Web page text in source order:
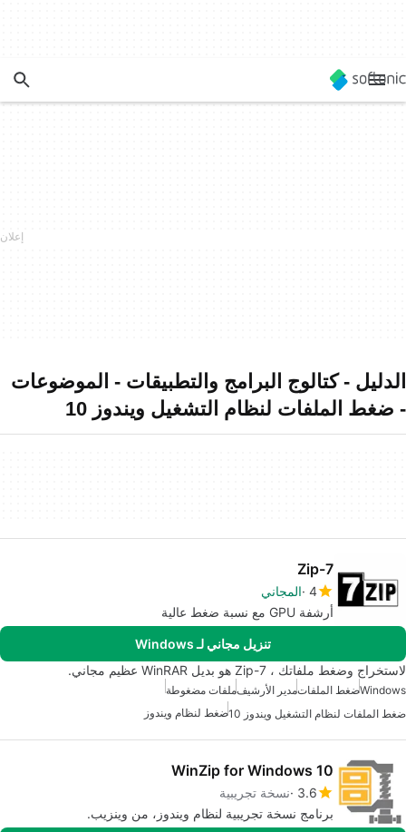
الدليل - كتالوج البرامج والتطبيقات - الموضوعات
- ضغط الملفات لنظام التشغيل ويندوز 10
7-Zip
4 المجاني
أرشفة GPU مع نسبة ضغط عالية
تنزيل مجاني لـ Windows
لاستخراج وضغط ملفاتك ، 7-Zip هو بديل WinRAR عظيم مجاني.
Windowsضغط الملفاتمدير الأرشيفملفات مضغوطة
ضغط الملفات لنظام التشغيل ويندوز 10
ضغط لنظام ويندوز
WinZip for Windows 10
3.6 نسخة تجريبية
برنامج نسخة تجريبية لنظام ويندوز، من وينزيب.